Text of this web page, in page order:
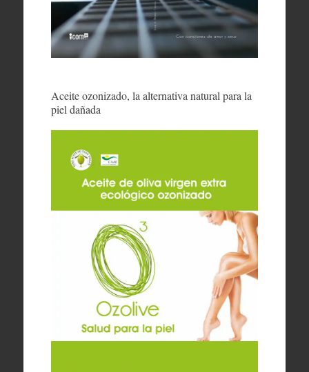
Aceite ozonizado, la alternativa natural para la
piel dañada